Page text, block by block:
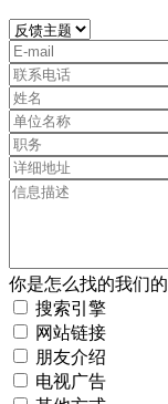
你是怎么找的我们的
搜索引擎
网站链接
朋友介绍
电视广告